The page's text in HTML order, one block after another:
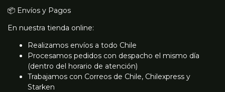
📦 Envíos y Pagos
En nuestra tienda online:
Realizamos envíos a todo Chile
Procesamos pedidos con despacho el mismo día
(dentro del horario de atención)
Trabajamos con Correos de Chile, Chilexpress y
Starken